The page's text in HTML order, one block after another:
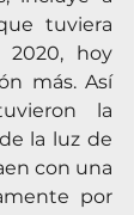
tuviera
2020, hoy
más. Así
la
la luz de
con una
por